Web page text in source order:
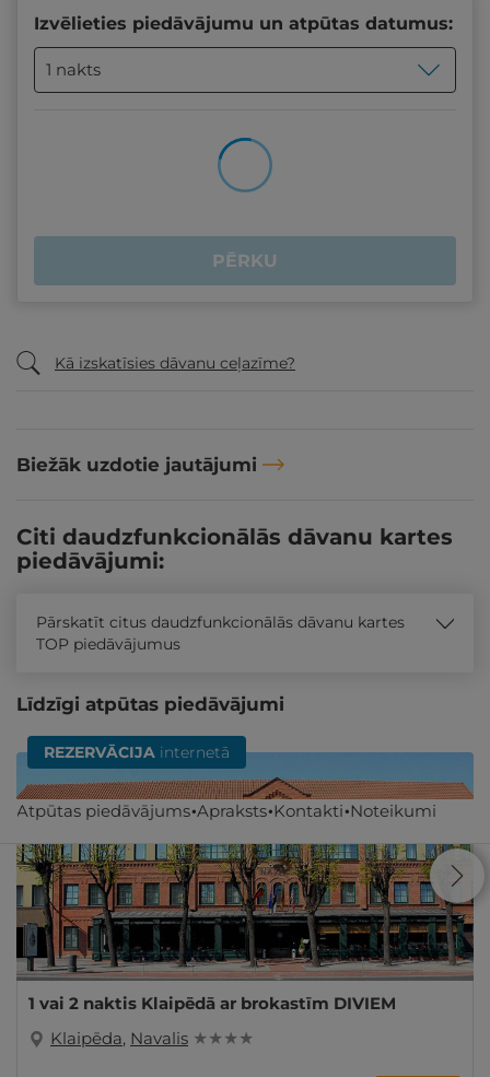
Izvēlieties piedāvājumu un atpūtas datumus:
1 nakts
PĒRKU
Kā izskatīsies dāvanu ceļazīme?
Biežāk uzdotie jautājumi
Atpūtas piedāvājums Apraksts Kontakti Noteikumi
Citi daudzfunkcionālās dāvanu kartes
piedāvājumi:
Pārskatīt citus daudzfunkcionālās dāvanu kartes
TOP piedāvājumus
Līdzīgi atpūtas piedāvājumi
REZERVĀCIJA internetā
1 vai 2 naktis Klaipēdā ar brokastīm DIVIEM
Klaipēda, Navalis ★ ★ ★ ★